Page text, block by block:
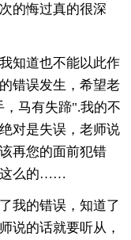
的悔过真的很深
知道也不能以此作
错误发生，希望老
马有失蹄".我的不
对是失误，老师说
再您的面前犯错
这么的……
我的错误，知道了
说的话就要听从，